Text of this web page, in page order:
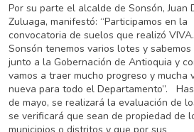
Por su parte el alcalde de Sonsón, Juan
Zuluaga, manifestó: “Participamos en la
convocatoria de suelos que realizó
Sonsón tenemos varios lotes y sabemos
junto a la Gobernación de Antioquia y
vamos a traer mucho progreso y mucha
nueva para todo el Departamento”.
de mayo, se realizará la evaluación de
se verificará que sean de propiedad de